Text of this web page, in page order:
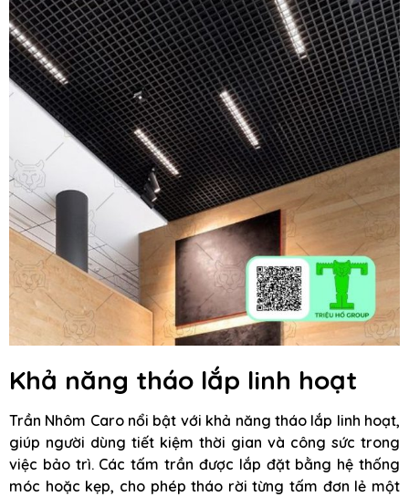
Khả năng tháo lắp linh hoạt
Trần Nhôm Caro nổi bật với khả năng tháo lắp linh hoạt,
giúp người dùng tiết kiệm thời gian và công sức trong
việc bảo trì. Các tấm trần được lắp đặt bằng hệ thống
móc hoặc kẹp, cho phép tháo rời từng tấm đơn lẻ một